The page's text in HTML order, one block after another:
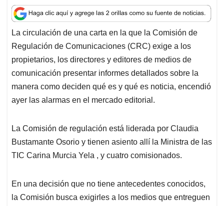
a
t
s
A
p
p
c
e
b
o
o
k
n
k
e
d
I
n
a
i
l
r
e
a
d
s
La circulación de una carta en la que la Comisión de
Regulación de Comunicaciones (CRC) exige a los
propietarios, los directores y editores de medios de
comunicación presentar informes detallados sobre la
manera como deciden qué es y qué es noticia, encendió
ayer las alarmas en el mercado editorial.
La Comisión de regulación está liderada por Claudia
Bustamante Osorio y tienen asiento allí la Ministra de las
TIC Carina Murcia Yela , y cuatro comisionados.
En una decisión que no tiene antecedentes conocidos,
la Comisión busca exigirles a los medios que entreguen